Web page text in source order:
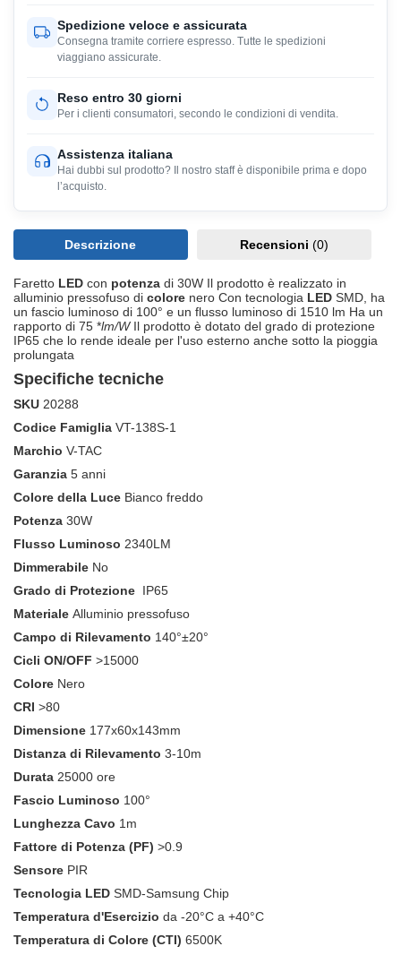
Spedizione veloce e assicurata
Consegna tramite corriere espresso. Tutte le spedizioni
viaggiano assicurate.
Reso entro 30 giorni
Per i clienti consumatori, secondo le condizioni di vendita.
Assistenza italiana
Hai dubbi sul prodotto? Il nostro staff è disponibile prima e dopo
l’acquisto.
Descrizione Recensioni (0)
Faretto LED con potenza di 30W Il prodotto è realizzato in
alluminio pressofuso di colore nero Con tecnologia LED SMD, ha
un fascio luminoso di 100° e un flusso luminoso di 1510 lm Ha un
rapporto di 75 *lm/WIl prodotto è dotato del grado di protezione
IP65 che lo rende ideale per l'uso esterno anche sotto la pioggia
prolungata
Specifiche tecniche
SKU 20288
Codice Famiglia VT-138S-1
Marchio V-TAC
Garanzia 5 anni
Colore della Luce Bianco freddo
Potenza 30W
Flusso Luminoso 2340LM
Dimmerabile No
Grado di Protezione IP65
Materiale Alluminio pressofuso
Campo di Rilevamento 140°±20°
Cicli ON/OFF >15000
Colore Nero
CRI >80
Dimensione 177x60x143mm
Distanza di Rilevamento 3-10m
Durata 25000 ore
Fascio Luminoso 100°
Lunghezza Cavo 1m
Fattore di Potenza (PF) >0.9
Sensore PIR
Tecnologia LED SMD-Samsung Chip
Temperatura d'Esercizio da -20°C a +40°C
Temperatura di Colore (CTI) 6500K